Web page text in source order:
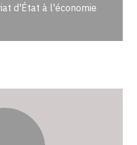
d'État à l'économie